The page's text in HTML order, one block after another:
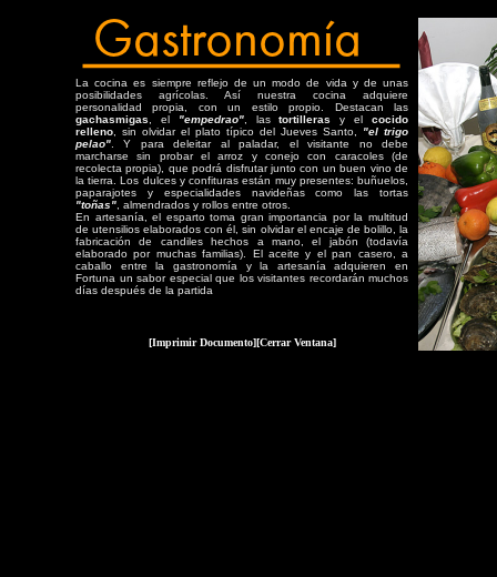
La cocina es siempre reflejo de un modo de vida y de unas
posibilidades agrícolas. Así nuestra cocina adquiere
personalidad propia, con un estilo propio. Destacan las
gachasmigas , el "empedrao", lastortilleras y elcocido
relleno , sin olvidar el plato típico del Jueves Santo, "el trigo
pelao" . Y para deleitar al paladar, el visitante no debe
marcharse sin probar el arroz y conejo con caracoles (de
recolecta propia), que podrá disfrutar junto con un buen vino de
la tierra. Los dulces y confituras están muy presentes: buñuelos,
paparajotes y especialidades navideñas como las tortas
"toñas" , almendrados y rollos entre otros.
En artesanía, el esparto toma gran importancia por la multitud
de utensilios elaborados con él, sin olvidar el encaje de bolillo, la
fabricación de candiles hechos a mano, el jabón (todavía
elaborado por muchas familias). El aceite y el pan casero, a
caballo entre la gastronomía y la artesanía adquieren en
Fortuna un sabor especial que los visitantes recordarán muchos
días después de la partida
[Imprimir Documento][Cerrar Ventana]